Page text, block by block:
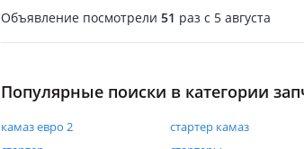
Объявление посмотрели 51 раз c 5 августа
Популярные поиски в категории
камаз евро 2 стартер камаз